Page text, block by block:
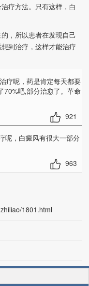
疗方法。只有这样，白
，所以患者在发现自己
到治疗，这样才能治疗
疗呢，药是肯定每天都要
70%吧,部分治愈了。革命
921
呢，白癜风有很大一部分
963
1801.html